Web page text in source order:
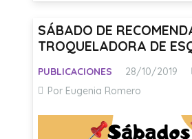
SÁBADO DE
TROQUELADORA DE
PUBLICACIONES 28/10/2019
Por Eugenia Romero